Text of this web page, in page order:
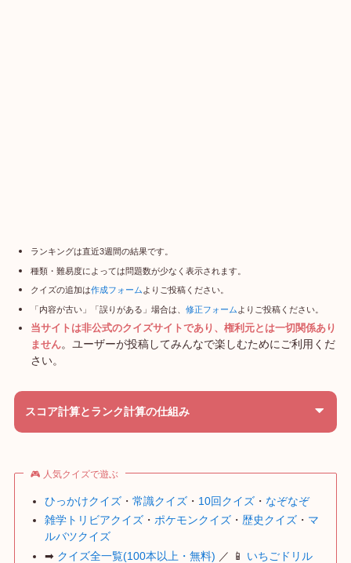
ランキングは直近3週間の結果です。
種類・難易度によっては問題数が少なく表示されます。
クイズの追加は作成フォーム よりご投稿ください。
「内容が古い」「誤りがある」場合は、 修正フォーム よりご投稿ください。
当サイトは非公式のクイズサイトであり、権利元とは一切関係あり
ません。ユーザーが投稿してみんなで楽しむためにご利用くだ
さい。
スコア計算とランク計算の仕組み
🎮 人気クイズで遊ぶ
ひっかけクイズ ・常識クイズ ・ 10回クイズ ・ なぞなぞ
雑学トリビアクイズ ・ポケモンクイズ ・ 歴史クイズ ・ マ
ルバツクイズ
➡ クイズ全一覧(100本以上・無料) ／ 📱 いちごドリル